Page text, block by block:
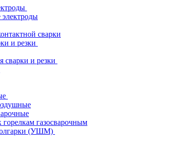
сварки
и резки
сварки и резки
газосварочным
(УШМ)